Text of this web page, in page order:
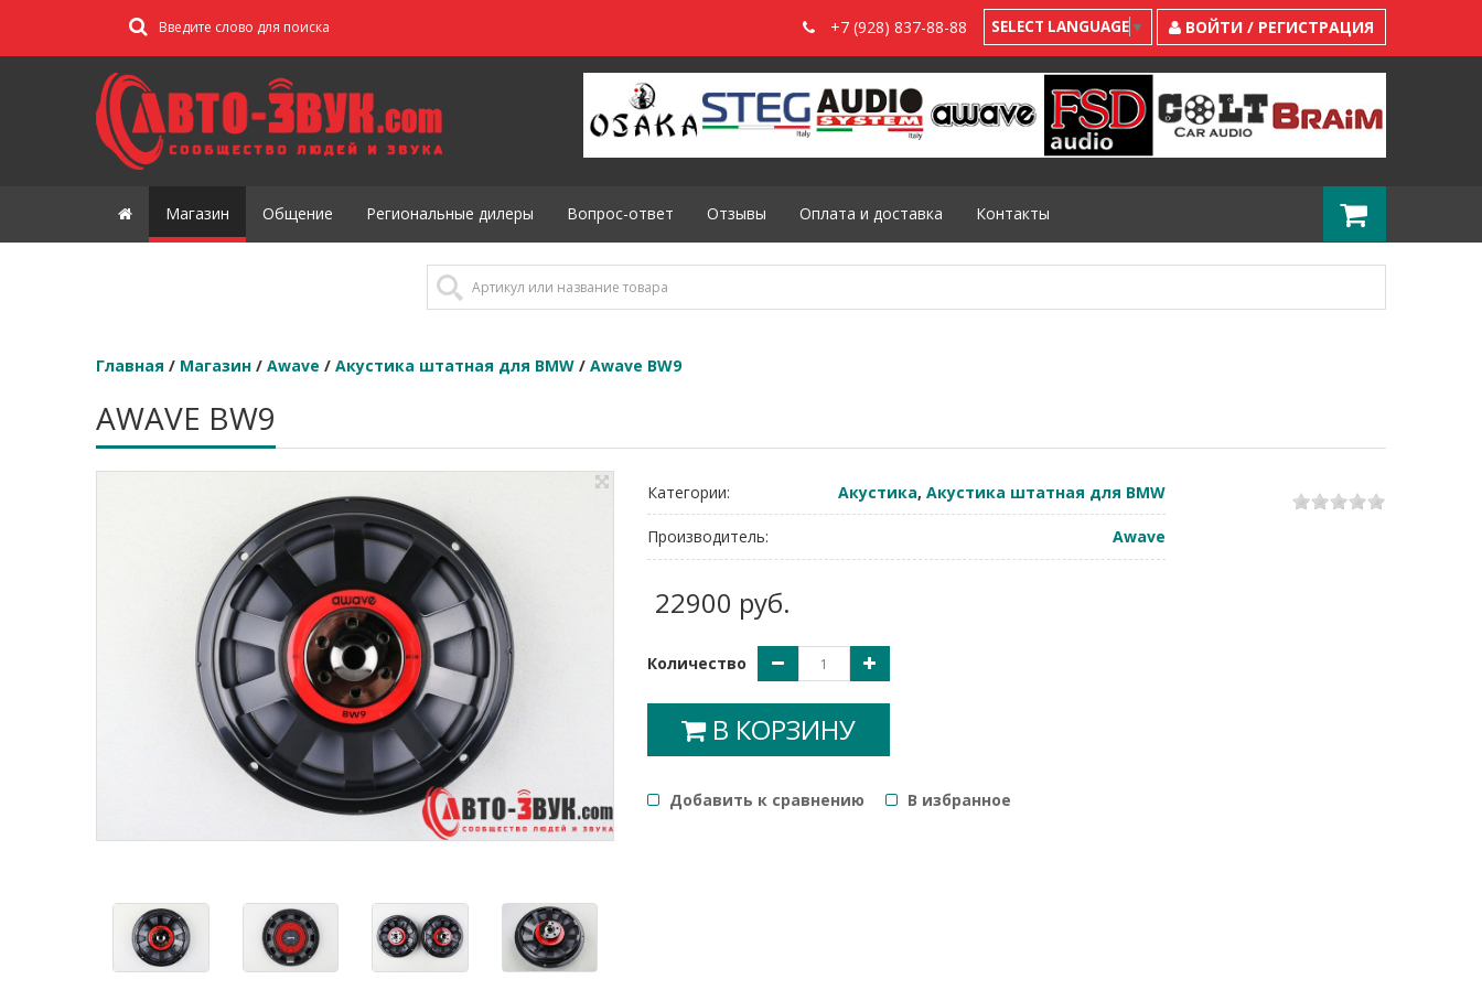
+7 (928) 837-88-88 SELECT LANGUAGE ▼ ВОЙТИ / РЕГИСТРАЦИЯ
Магазин Общение Региональные дилеры Вопрос-ответ Отзывы Оплата и доставка Контакты
Главная / Магазин / Awave / Акустика штатная для BMW / Awave BW9
AWAVE BW9
Категории: Акустика, Акустика штатная для BMW
Производитель: Awave
22900 руб.
Количество
В КОРЗИНУ
Добавить к сравнению B избранное
1 2 3 4 5